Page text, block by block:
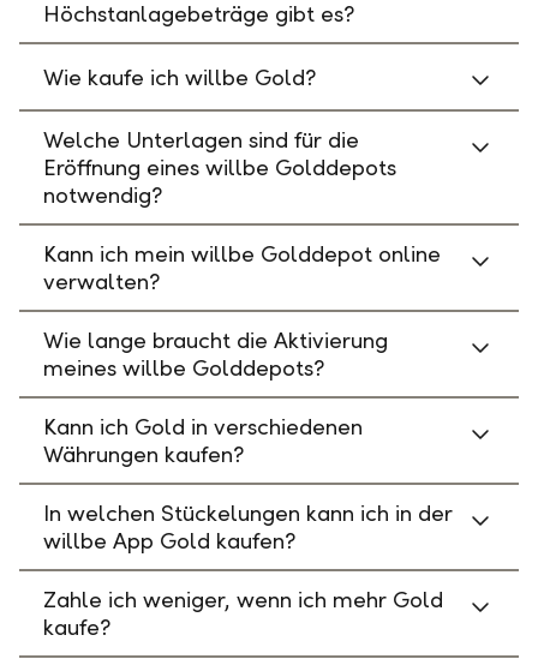
Höchstanlagebeträge gibt es?
Wie kaufe ich willbe Gold?
Welche Unterlagen sind für die
Eröffnung eines willbe Golddepots
notwendig?
Kann ich mein willbe Golddepot online
verwalten?
Wie lange braucht die Aktivierung
meines willbe Golddepots?
Kann ich Gold in verschiedenen
Währungen kaufen?
In welchen Stückelungen kann ich in der
willbe App Gold kaufen?
Zahle ich weniger, wenn ich mehr Gold
kaufe?